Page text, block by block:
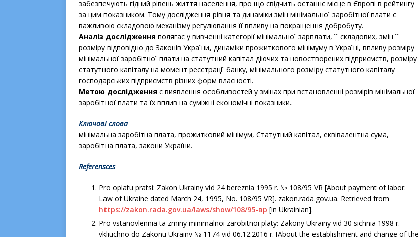
забезпечують гідний рівень життя населення, про що свідчить останнє місце в Європі в рейтингу
за цим показником. Тому дослідження рівня та динаміки змін мінімальної заробітної плати є
важливою складовою механізму регулювання її впливу на покращення добробуту.
Аналіз дослідження полягає у вивченні категорії мінімальної зарплати, її складових, змін її
розміру відповідно до Законів України, динаміки прожиткового мінімуму в Україні, впливу розміру
мінімальної заробітної плати на статутний капітал діючих та новостворених підприємств, розміру
статутного капіталу на момент реєстрації банку, мінімального розміру статутного капіталу
господарських підприємств різних форм власності.
Метою дослідження є виявлення особливостей у змінах при встановленні розмірів мінімальної
заробітної плати та їх вплив на суміжні економічні показники..
Ключові слова
мінімальна заробітна плата, прожитковий мінімум, Статутний капітал, еквівалентна сума,
заробітна плата, закони України.
Referensces
Pro oplatu pratsi: Zakon Ukrainy vid 24 bereznia 1995 r. № 108/95 VR [About payment of labor:
Law of Ukraine dated March 24, 1995, No. 108/95 VR]. zakon.rada.gov.ua. Retrieved from
https://zakon.rada.gov.ua/laws/show/108/95-вр [in Ukrainian].
Pro vstanovlennia ta zminy minimalnoi zarobitnoi platy: Zakony Ukrainy vid 30 sichnia 1998 r.
vkliuchno do Zakonu Ukrainy № 1174 vid 06.12.2016 r. [About the establishment and change of the